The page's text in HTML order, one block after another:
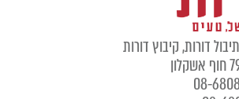
דורות, קיבוץ דורות